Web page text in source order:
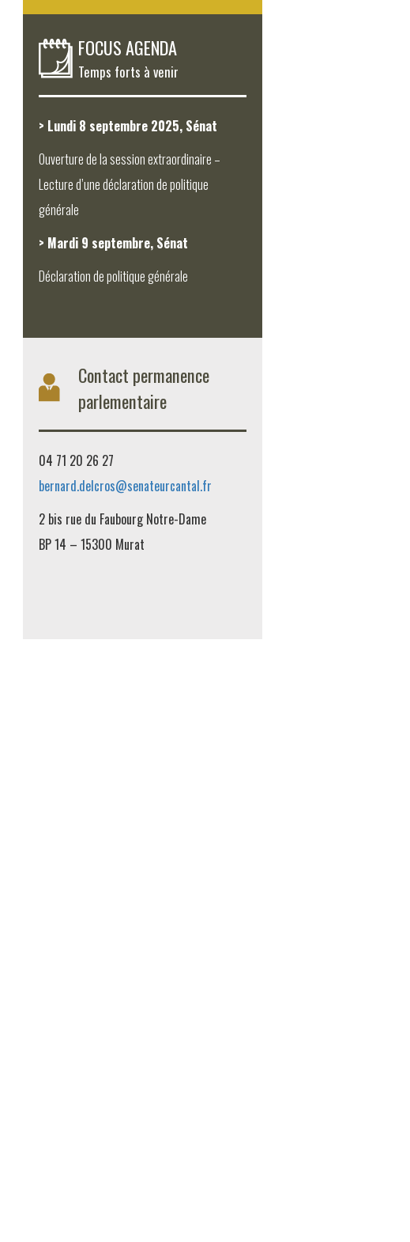
FOCUS AGENDA
Temps forts à venir
> Lundi 8 septembre 2025, Sénat
Ouverture de la session extraordinaire –
Lecture d’une déclaration de politique
générale
> Mardi 9 septembre, Sénat
Déclaration de politique générale
Contact permanence
parlementaire
04 71 20 26 27
bernard.delcros@senateurcantal.fr
2 bis rue du Faubourg Notre-Dame
BP 14 – 15300 Murat